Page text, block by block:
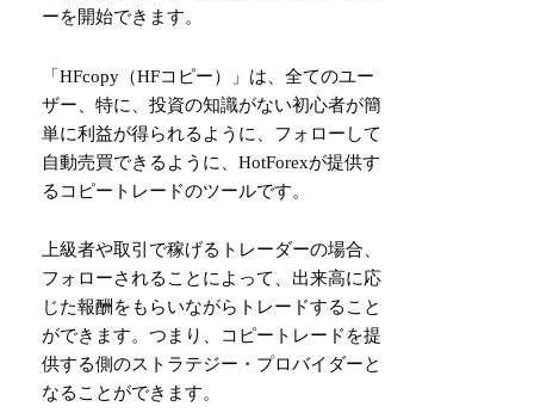
ーを開始できます。
「HFcopy（HFコピー）」は、全てのユー
ザー、特に、投資の知識がない初心者が簡
単に利益が得られるように、フォローして
自動売買できるように、HotForexが提供す
るコピートレードのツールです。
上級者や取引で稼げるトレーダーの場合、
フォローされることによって、出来高に応
じた報酬をもらいながらトレードすること
ができます。つまり、コピートレードを提
供する側のストラテジー・プロバイダーと
なることができます。